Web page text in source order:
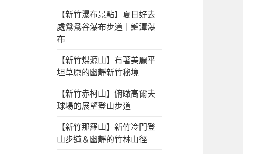
【新竹瀑布景點】夏日好去
處鴛鴦谷瀑布步道｜鱸潭瀑
布
【新竹煤源山】有著美麗平
坦草原的幽靜新竹秘境
【新竹赤柯山】俯瞰高爾夫
球場的展望登山步道
【新竹那羅山】新竹冷門登
山步道＆幽靜的竹林山徑